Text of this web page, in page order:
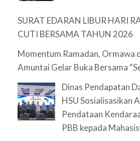
SURAT EDARAN LIBUR HARI
CUTI BERSAMA TAHUN 2026
Momentum Ramadan, Ormawa
Amuntai Gelar Buka Bersama
Dinas Pendapatan
HSU Sosialisasikan
Pendataan
PBB kepada